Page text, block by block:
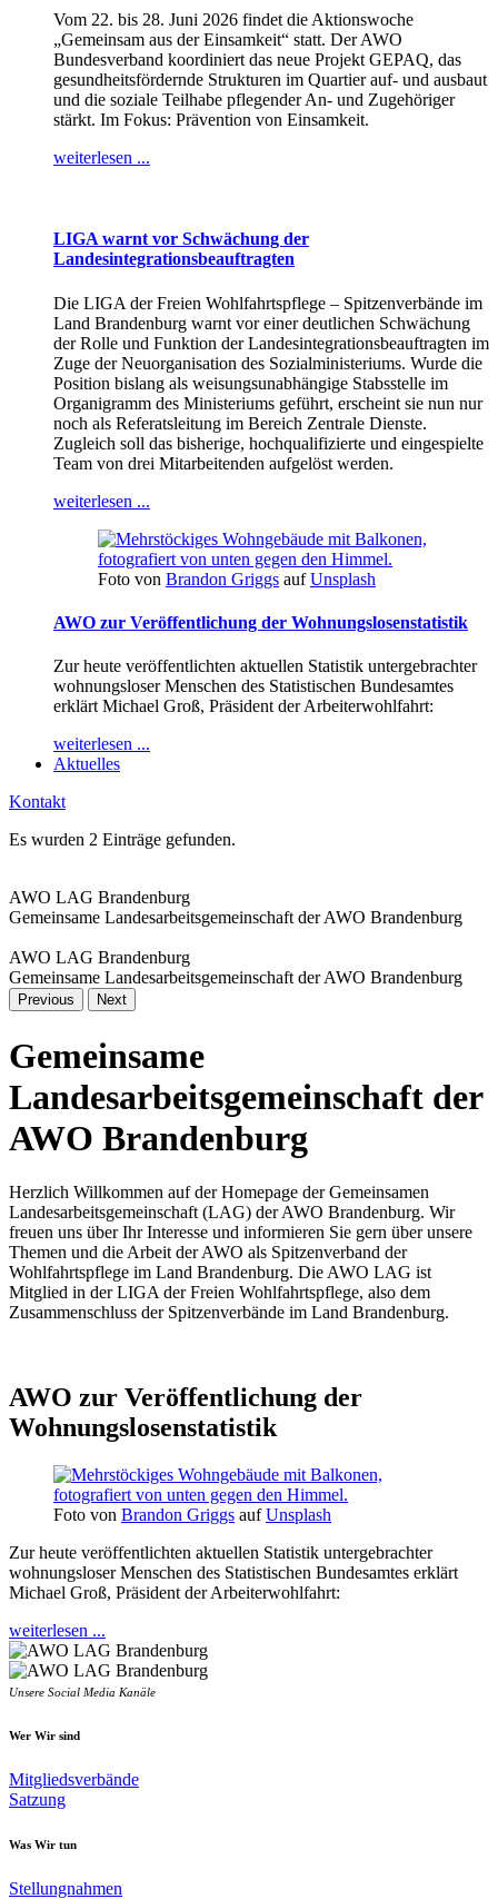
Vom 22. bis 28. Juni 2026 findet die Aktionswoche
„Gemeinsam aus der Einsamkeit“ statt. Der AWO
Bundesverband koordiniert das neue Projekt GEPAQ, das
gesundheitsfördernde Strukturen im Quartier auf- und ausbaut
und die soziale Teilhabe pflegender An- und Zugehöriger
stärkt. Im Fokus: Prävention von Einsamkeit.
weiterlesen ...
LIGA warnt vor Schwächung der
Landesintegrationsbeauftragten
Die LIGA der Freien Wohlfahrtspflege – Spitzenverbände im
Land Brandenburg warnt vor einer deutlichen Schwächung
der Rolle und Funktion der Landesintegrationsbeauftragten im
Zuge der Neuorganisation des Sozialministeriums. Wurde die
Position bislang als weisungsunabhängige Stabsstelle im
Organigramm des Ministeriums geführt, erscheint sie nun nur
noch als Referatsleitung im Bereich Zentrale Dienste.
Zugleich soll das bisherige, hochqualifizierte und eingespielte
Team von drei Mitarbeitenden aufgelöst werden.
weiterlesen ...
Foto von Brandon Griggs aufUnsplash
AWO zur Veröffentlichung der Wohnungslosenstatistik
Zur heute veröffentlichten aktuellen Statistik untergebrachter
wohnungsloser Menschen des Statistischen Bundesamtes
erklärt Michael Groß, Präsident der Arbeiterwohlfahrt:
weiterlesen ...
Aktuelles
Kontakt
Es wurden 2 Einträge gefunden.
AWO LAG Brandenburg
Gemeinsame Landesarbeitsgemeinschaft der AWO Brandenburg
AWO LAG Brandenburg
Gemeinsame Landesarbeitsgemeinschaft der AWO Brandenburg
Previous Next
Gemeinsame
Landesarbeitsgemeinschaft der
AWO Brandenburg
Herzlich Willkommen auf der Homepage der Gemeinsamen
Landesarbeitsgemeinschaft (LAG) der AWO Brandenburg. Wir
freuen uns über Ihr Interesse und informieren Sie gern über unsere
Themen und die Arbeit der AWO als Spitzenverband der
Wohlfahrtspflege im Land Brandenburg. Die AWO LAG ist
Mitglied in der LIGA der Freien Wohlfahrtspflege, also dem
Zusammenschluss der Spitzenverbände im Land Brandenburg.
AWO zur Veröffentlichung der
Wohnungslosenstatistik
Foto von Brandon Griggs aufUnsplash
Zur heute veröffentlichten aktuellen Statistik untergebrachter
wohnungsloser Menschen des Statistischen Bundesamtes erklärt
Michael Groß, Präsident der Arbeiterwohlfahrt:
weiterlesen ...
Unsere Social Media Kanäle
Wer Wir sind
Mitgliedsverbände
Satzung
Was Wir tun
Stellungnahmen